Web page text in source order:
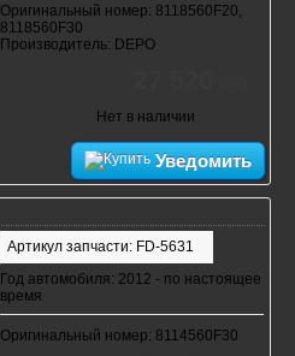
Оригинальный номер: 8118560F20,
8118560F30
Производитель: DEPO
Нет в наличии
Уведомить
Артикул запчасти: FD-5631
Год автомобиля: 2012 - по настоящее
время
Оригинальный номер: 8114560F30